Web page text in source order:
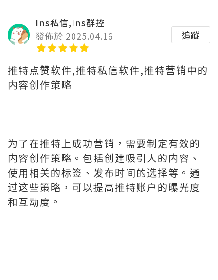
Ins私信,Ins群控
發佈於 2025.04.16
追蹤
推特点赞软件,推特私信软件,推特营销中的
内容创作策略
为了在推特上成功营销，需要制定有效的
内容创作策略。包括创建吸引人的内容、
使用相关的标签、发布时间的选择等。通
过这些策略，可以提高推特账户的曝光度
和互动度。